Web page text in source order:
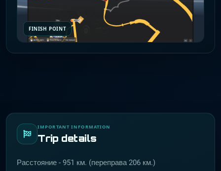
FINISH POINT
IMPORTANT INFORMATION
Trip details
Расстояние - 951 км. (переправа 206 км.)